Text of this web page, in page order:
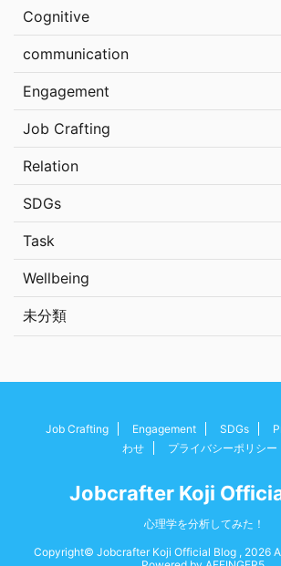
Cognitive
communication
Engagement
Job Crafting
Relation
SDGs
Task
Wellbeing
未分類
Job Crafting Engagement SDGs
わせ
プライバシーポリシー
Jobcrafter Koji
心理学を分析してみた！
Copyright© Jobcrafter Koji Official Blog , 2026